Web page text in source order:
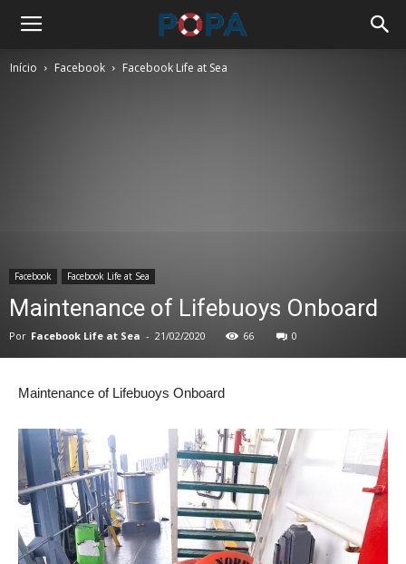
Início Facebook Facebook Life at Sea
Facebook Facebook Life at Sea
Maintenance of Lifebuoys Onboard
Por Facebook Life at Sea - 21/02/2020 66 0
Maintenance of Lifebuoys Onboard